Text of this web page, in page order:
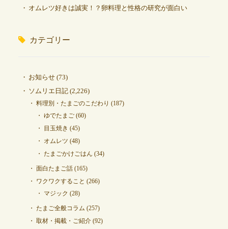
オムレツ好きは誠実！？卵料理と性格の研究が面白い
カテゴリー
お知らせ(73)
ソムリエ日記(2,226)
料理別・たまごのこだわり (187)
ゆでたまご(60)
目玉焼き (45)
オムレツ (48)
たまごかけごはん (34)
面白たまご話(165)
ワクワクすること (266)
マジック (28)
たまご全般コラム (257)
取材・掲載・ご紹介(92)